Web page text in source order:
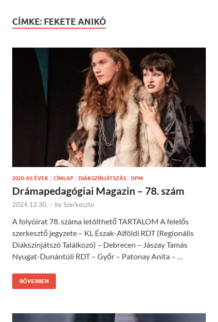
CÍMKE: FEKETE ANIKÓ
2020-AS ÉVEK / CÍMLAP / DIÁKSZÍNJÁTSZÁS / DPM
Drámapedagógiai Magazin – 78. szám
2024.12.30. - bySzerkeszto
A folyóirat 78. száma letölthető TARTALOM A felelős
szerkesztő jegyzete – KL Észak-Alföldi RDT (Regionális
Diákszínjátszó Találkozó) – Debrecen – Jászay Tamás
Nyugat-Dunántúli RDT – Győr – Patonay Anita – …
BŐVEBBEN